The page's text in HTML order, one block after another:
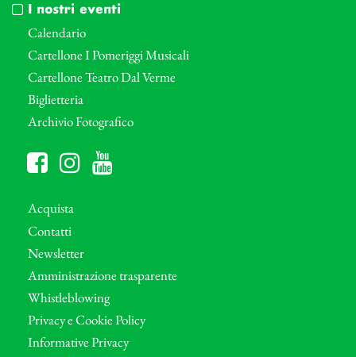
I nostri eventi
Calendario
Cartellone I Pomeriggi Musicali
Cartellone Teatro Dal Verme
Biglietteria
Archivio Fotografico
Acquista
Contatti
Newsletter
Amministrazione trasparente
Whistleblowing
Privacy e Cookie Policy
Informative Privacy